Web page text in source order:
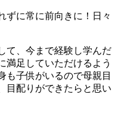
ずに常に前向きに！日々
て、今まで経験し学んだ
満足していただけるよう
も子供がいるので母親目
目配りができたらと思い